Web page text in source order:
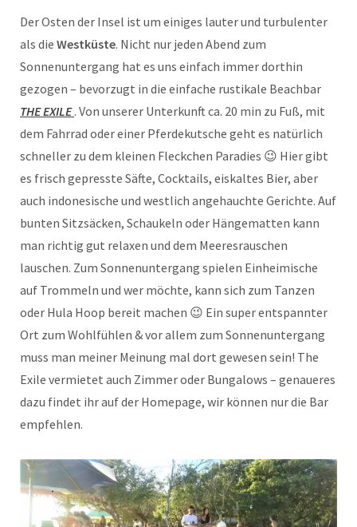
Der Osten der Insel ist um einiges lauter und turbulenter
als die Westküste. Nicht nur jeden Abend zum
Sonnenuntergang hat es uns einfach immer dorthin
gezogen – bevorzugt in die einfache rustikale Beachbar
THE EXILE . Von unserer Unterkunft ca. 20 min zu Fuß, mit
dem Fahrrad oder einer Pferdekutsche geht es natürlich
schneller zu dem kleinen Fleckchen Paradies 😉 Hier gibt
es frisch gepresste Säfte, Cocktails, eiskaltes Bier, aber
auch indonesische und westlich angehauchte Gerichte. Auf
bunten Sitzsäcken, Schaukeln oder Hängematten kann
man richtig gut relaxen und dem Meeresrauschen
lauschen. Zum Sonnenuntergang spielen Einheimische
auf Trommeln und wer möchte, kann sich zum Tanzen
oder Hula Hoop bereit machen 😉 Ein super entspannter
Ort zum Wohlfühlen & vor allem zum Sonnenuntergang
muss man meiner Meinung mal dort gewesen sein! The
Exile vermietet auch Zimmer oder Bungalows – genaueres
dazu findet ihr auf der Homepage, wir können nur die Bar
empfehlen.